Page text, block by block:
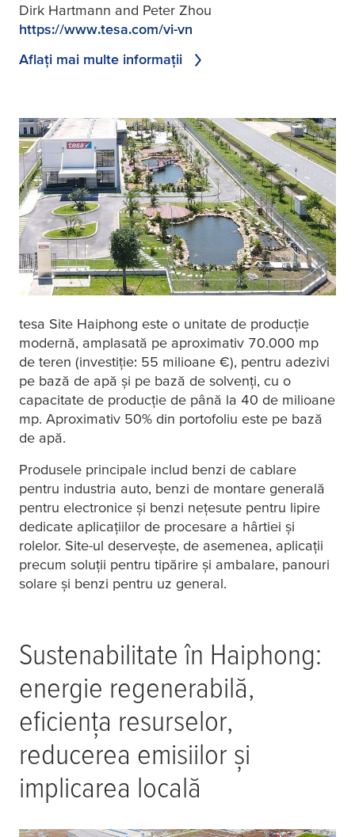
Dirk Hartmann and Peter Zhou
https://www.tesa.com/vi-vn
Aflaţi mai multe informaţii
tesa Site Haiphong este o unitate de producție
modernă, amplasată pe aproximativ 70.000 mp
de teren (investiție: 55 milioane €), pentru adezivi
pe bază de apă și pe bază de solvenți, cu o
capacitate de producție de până la 40 de milioane
mp. Aproximativ 50% din portofoliu este pe bază
de apă.
Produsele principale includ benzi de cablare
pentru industria auto, benzi de montare generală
pentru electronice și benzi nețesute pentru lipire
dedicate aplicațiilor de procesare a hârtiei și
rolelor. Site-ul deservește, de asemenea, aplicații
precum soluții pentru tipărire și ambalare, panouri
solare și benzi pentru uz general.
Sustenabilitate în Haiphong:
energie regenerabilă,
eficiența resurselor,
reducerea emisiilor și
implicarea locală